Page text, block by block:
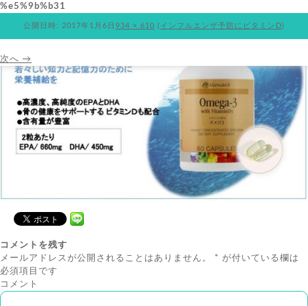
%e5%9b%b31
公開日時: 2017年1月6日 934 × 610 (インフルエンザ予防にビタミンD)
次へ →
コメントを残す
メールアドレスが公開されることはありません。
* が付いている欄は
必須項目です
コメント